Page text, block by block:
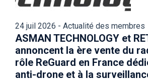
24 juil 2026 - Actualité des membres
ASMAN TECHNOLOGY et
annoncent la ère vente du
rôle ReGuard en France
anti-drone et à la